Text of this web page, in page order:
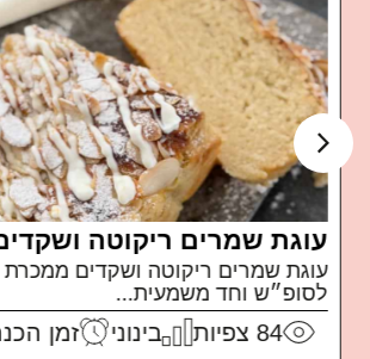
עוגת שמרים ריקוטה
עוגת שמרים ריקוטה ושקדים ממכרת
לסופ״ש וחד משמעית...
84צפיות בינוני
זמן הכנה: 30